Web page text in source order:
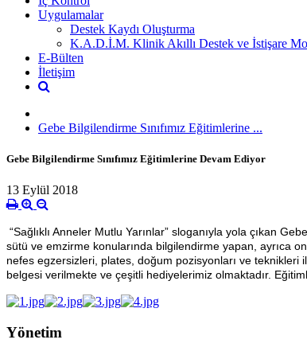
Uygulamalar
Destek Kaydı Oluşturma
K.A.D.İ.M. Klinik Akıllı Destek ve İstişare
E-Bülten
İletişim
Gebe Bilgilendirme Sınıfımız Eğitimlerine ...
Gebe Bilgilendirme Sınıfımız Eğitimlerine Devam Ediyor
13 Eylül 2018
“Sağlıklı Anneler Mutlu Yarınlar” sloganıyla yola çıkan
sütü ve emzirme konularında bilgilendirme yapan, ayrıca
nefes egzersizleri, plates, doğum pozisyonları ve teknikleri
belgesi verilmekte ve çeşitli hediyelerimiz olmaktadır.
Yönetim